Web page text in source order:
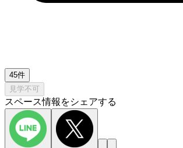
45件
見学不可
スペース情報をシェアする